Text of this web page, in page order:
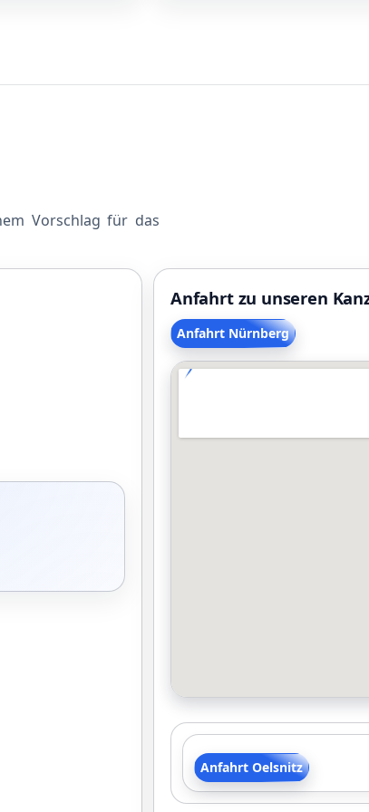
Vorschlag für das
Anfahrt zu unseren
Anfahrt Nürnberg
Anfahrt Oelsnitz